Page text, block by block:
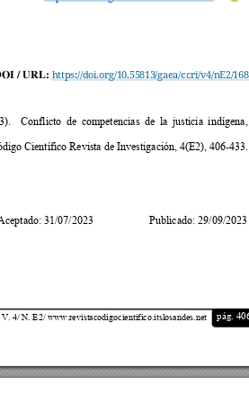
V. 4/ N. E2/ www.revistacodigocientifico.itslosandes.net pág.
/ URL: https://doi.org/10.55813/gaea/ccri/v4/nE2/168
Conflicto de competencias de la justicia indígena,
igo Científico Revista de Investigación, 4(E2), 406-433.
Aceptado: 31/07/2023
                   Publicado:
29/09/2023